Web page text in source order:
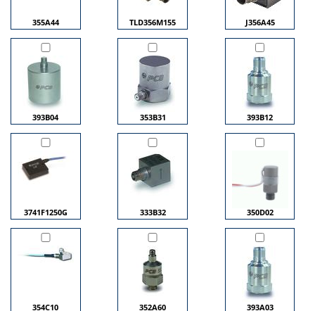
355A44 TLD356M155 J356A45
393B04 353B31 393B12
3741F1250G 333B32 350D02
354C10 352A60 393A03